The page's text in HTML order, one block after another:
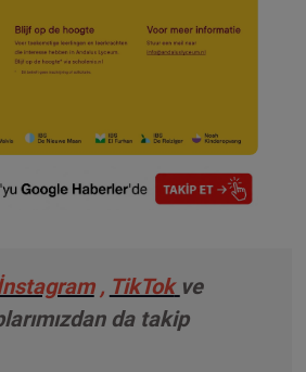
, TikTok ve
da takip